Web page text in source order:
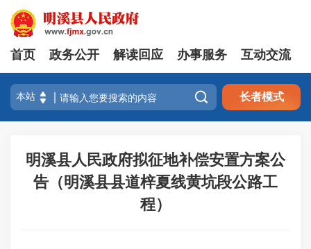
首页 政务公开 解读回应 办事服务 互动交流
 长者模式
明溪县人民政府拟征地补偿安置方案公
告（明溪县县道梓夏线黄坑段公路工
程）